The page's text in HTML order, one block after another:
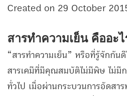
Created on 29 October
สารทำความเย็น คืออะไ
“สารทำความเย็น” หรือที่รู้จักกัน
สารเคมีที่มีคุณสมบัติไม่มีพิษ ไม่มี
ทั่วไป เมื่อผ่านกระบวนการอัดสาร